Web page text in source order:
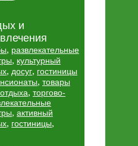
и
, развлекательные
, культурный
, досуг, гостиницы
, товары
, торгово-
, активный
, гостиницы,